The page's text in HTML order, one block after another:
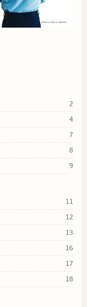
2
4
7
8
9
11
12
13
16
17
18